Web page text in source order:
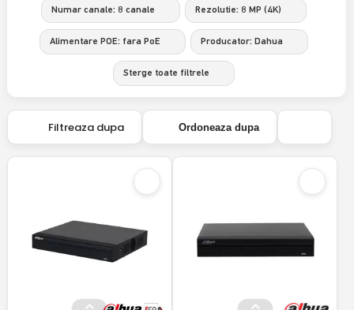
Numar canale: 8 canale Rezolutie: 8 MP (4K)
Alimentare POE: fara PoE Producator: Dahua
Sterge toate filtrele
Filtreaza dupa Ordoneaza dupa